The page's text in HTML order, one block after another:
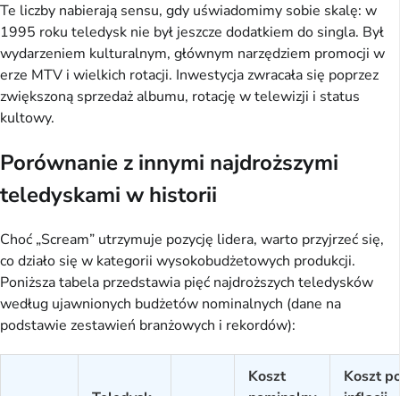
Te liczby nabierają sensu, gdy uświadomimy sobie skalę: w
1995 roku teledysk nie był jeszcze dodatkiem do singla. Był
wydarzeniem kulturalnym, głównym narzędziem promocji w
erze MTV i wielkich rotacji. Inwestycja zwracała się poprzez
zwiększoną sprzedaż albumu, rotację w telewizji i status
kultowy.
Porównanie z innymi najdroższymi
teledyskami w historii
Choć „Scream” utrzymuje pozycję lidera, warto przyjrzeć się,
co działo się w kategorii wysokobudżetowych produkcji.
Poniższa tabela przedstawia pięć najdroższych teledysków
według ujawnionych budżetów nominalnych (dane na
podstawie zestawień branżowych i rekordów):
Koszt
Koszt